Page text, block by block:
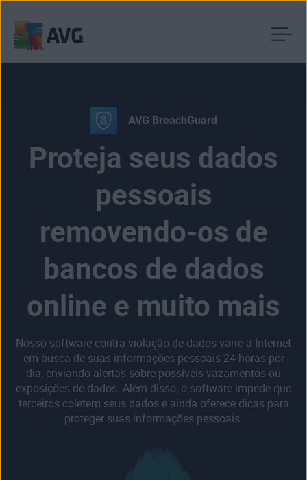
AVG BreachGuard
Proteja seus dados
pessoais
removendo-os de
bancos de dados
online e muito mais
Nosso software contra violação de dados varre a Internet
em busca de suas informações pessoais 24 horas por
dia, enviando alertas sobre possíveis vazamentos ou
exposições de dados. Além disso, o software impede que
terceiros coletem seus dados e ainda oferece dicas para
proteger suas informações pessoais.